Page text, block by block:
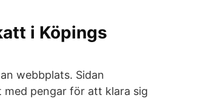
i Köpings
webbplats. Sidan
pengar för att klara sig